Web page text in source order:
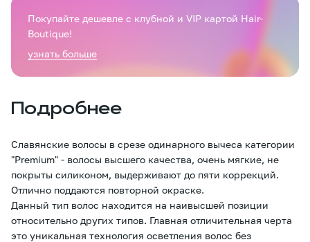
Подробнее
Славянские волосы в срезе одинарного вычеса категории
"Premium" - волосы высшего качества, очень мягкие, не
покрыты силиконом, выдерживают до пяти коррекций.
Отлично поддаются повторной окраске.
Данный тип волос находится на наивысшей позиции
относительно других типов. Главная отличительная черта
это уникальная технология осветления волос без
Покупайте дешевле с клубной и VIP картой Hair-
Boutique!
узнать больше